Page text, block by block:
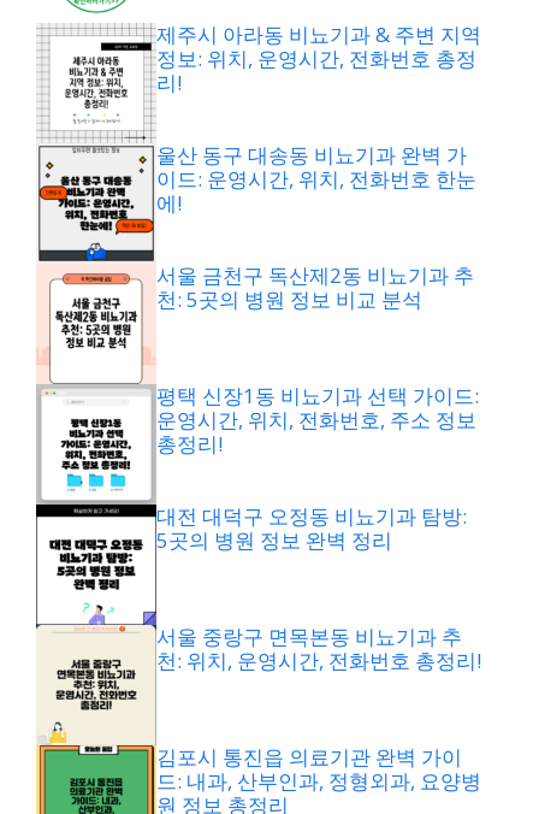
제주시 아라동 비뇨기과 & 주변 지역
정보: 위치, 운영시간, 전화번호 총정
리!
울산 동구 대송동 비뇨기과 완벽 가
이드: 운영시간, 위치, 전화번호 한눈
에!
서울 금천구 독산제2동 비뇨기과 추
천: 5곳의 병원 정보 비교 분석
평택 신장1동 비뇨기과 선택 가이드:
운영시간, 위치, 전화번호, 주소 정보
총정리!
대전 대덕구 오정동 비뇨기과 탐방:
5곳의 병원 정보 완벽 정리
서울 중랑구 면목본동 비뇨기과 추
천: 위치, 운영시간, 전화번호 총정리!
김포시 통진읍 의료기관 완벽 가이
드: 내과, 산부인과, 정형외과, 요양병
원 정보 총정리